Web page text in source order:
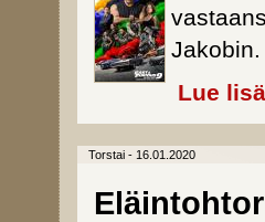
Jakobin.
Lue
Torstai - 16.01.2020